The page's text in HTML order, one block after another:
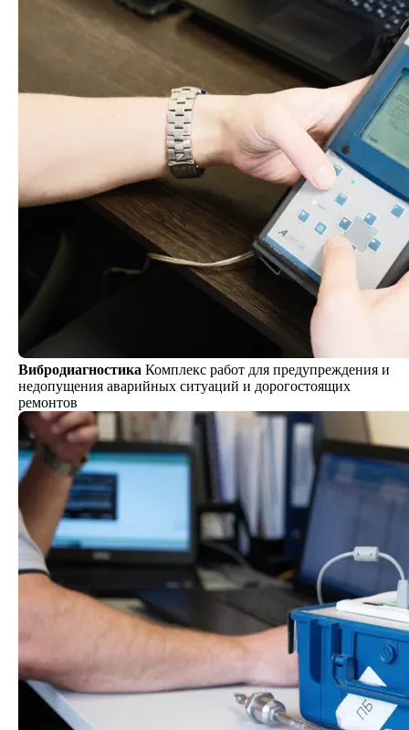
Вибродиагностика Комплекс работ для предупреждения и
недопущения аварийных ситуаций и дорогостоящих
ремонтов